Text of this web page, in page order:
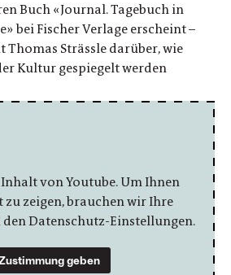
Buch «Journal. Tagebuch in
bei Fischer Verlage erscheint –
Strässle darüber, wie
Kultur gespiegelt werden
von Youtube. Um Ihnen
zu zeigen, brauchen wir Ihre
Datenschutz-Einstellungen.
geben